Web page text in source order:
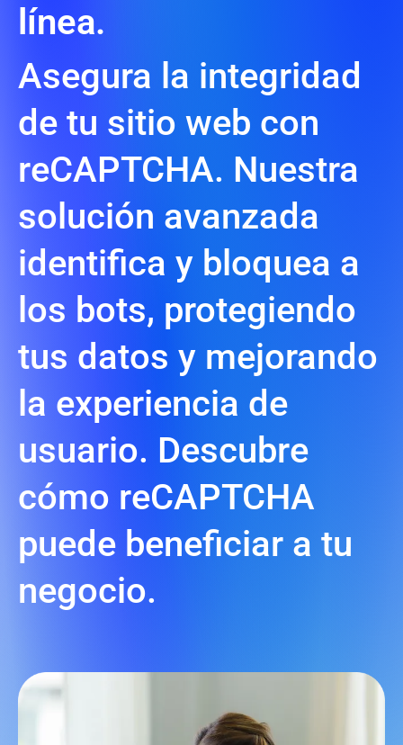
línea.
Asegura la integridad
de tu sitio web con
reCAPTCHA. Nuestra
solución avanzada
identifica y bloquea a
los bots, protegiendo
tus datos y mejorando
la experiencia de
usuario. Descubre
cómo reCAPTCHA
puede beneficiar a tu
negocio.